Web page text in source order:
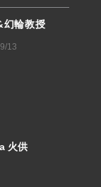
幻輪教授
13
火供